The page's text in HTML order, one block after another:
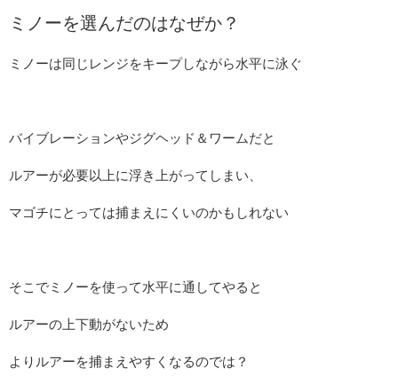
ミノーを選んだのはなぜか？
ミノーは同じレンジをキープしながら水平に泳ぐ
バイブレーションやジグヘッド＆ワームだと
ルアーが必要以上に浮き上がってしまい、
マゴチにとっては捕まえにくいのかもしれない
そこでミノーを使って水平に通してやると
ルアーの上下動がないため
よりルアーを捕まえやすくなるのでは？